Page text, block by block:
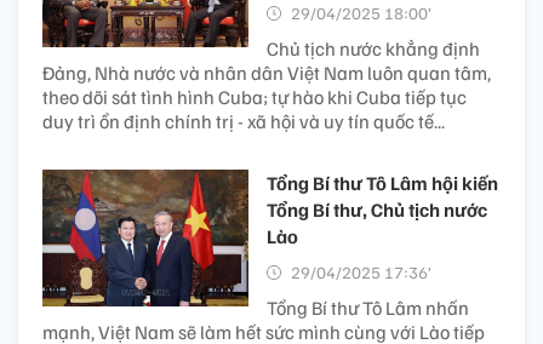
29/04/2025 18:00’
Chủ tịch nước khẳng định
Đảng, Nhà nước và nhân dân Việt Nam luôn quan tâm,
theo dõi sát tình hình Cuba; tự hào khi Cuba tiếp tục
duy trì ổn định chính trị - xã hội và uy tín quốc tế...
Tổng Bí thư Tô Lâm hội kiến
Tổng Bí thư, Chủ tịch nước
Lào
29/04/2025 17:36’
Tổng Bí thư Tô Lâm nhấn
mạnh, Việt Nam sẽ làm hết sức mình cùng với Lào tiếp